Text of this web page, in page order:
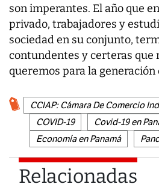
son imperantes. El año que
privado, trabajadores y
sociedad en su conjunto,
contundentes y certeras
queremos para la
CCIAP: Cámara De Comercio
COVID-19
Covid-19 en
Economía en Panamá
Relacionadas